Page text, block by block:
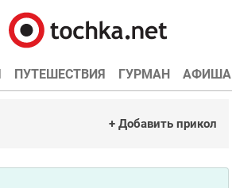
ПУТЕШЕСТВИЯ ГУРМАН АФИША
+ Добавить прикол